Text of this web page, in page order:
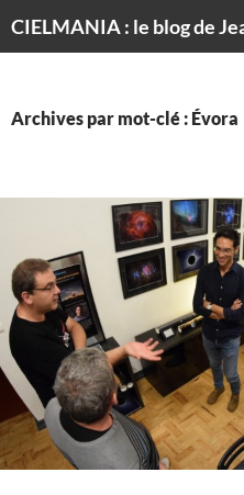
Archives par mot-clé : Évora